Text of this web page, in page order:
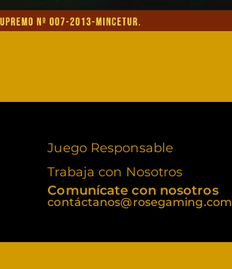
Juego Responsable
Trabaja con Nosotros
Comunícate con nosotros
contáctanos@rosegaming.com